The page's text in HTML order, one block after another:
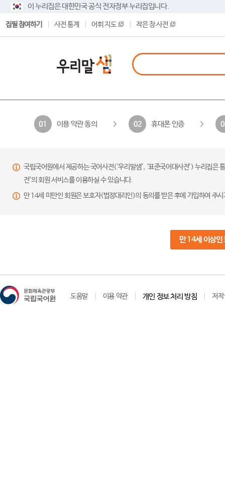
이 누리집은 대한민국 공식 전자정부 누리집입니다.
집필 참여하기 사전 통계 어휘 지도 작은 창 사전
01 이용 약관 동의 02 휴대폰 인증
국립국어원에서 제공하는 국어사전(‘우리말샘’, ‘표준국어대사전’) 누리집
전’의 회원 서비스를 이용하실 수 있습니다.
만 14세 미만인 회원은 보호자(법정대리인)의 동의를 받은 후에 가입하여 주
만 14세 이상인
도움말 이용 약관 개인 정보 처리 방침 저